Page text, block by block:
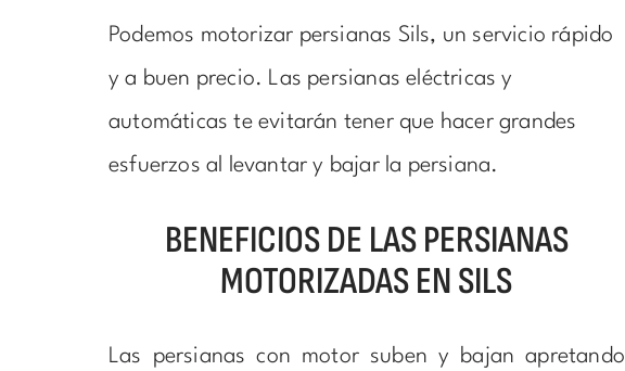
Podemos motorizar persianas Sils, un servicio rápido
y a buen precio. Las persianas eléctricas y
automáticas te evitarán tener que hacer grandes
esfuerzos al levantar y bajar la persiana.
BENEFICIOS DE LAS PERSIANAS
MOTORIZADAS EN SILS
Las persianas con motor suben y bajan apretando